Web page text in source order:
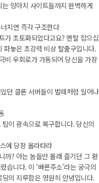
양아치 사이트들까지 완벽하게
지면 즉각 구조한다
가 초토화되었다고요? 멘탈 잡으십
파놓은 초강력 비상 탈출구입니다.
비 우회로가 가동되어 당신을 가장
던 클론 서버들이 벌떼처럼 일어나
이 광속으로 복구합니다. 당신의
에 당장 올라타라
까? 아는 놈들만 몰래 즐기던 그 환
습니다. 이 '빠른주소'라는 궁극의
의 지루함은 영원히 안녕입니다.